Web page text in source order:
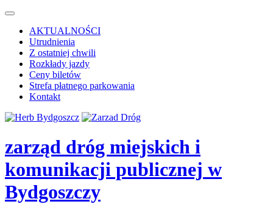
AKTUALNOŚCI
Utrudnienia
Z ostatniej chwili
Rozkłady jazdy
Ceny biletów
Strefa płatnego parkowania
Kontakt
zarząd dróg miejskich i
komunikacji publicznej w
Bydgoszczy